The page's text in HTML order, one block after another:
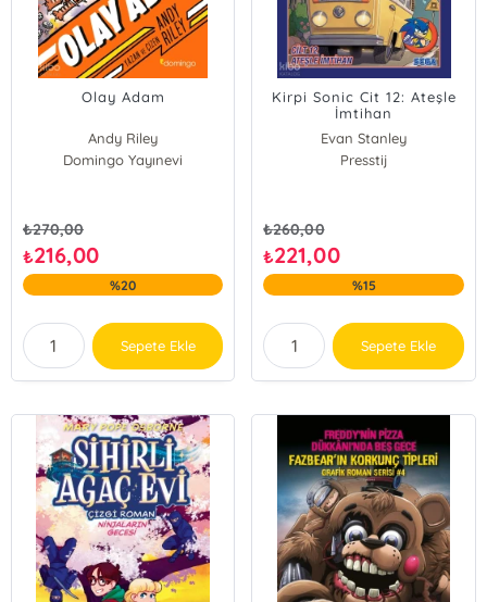
Olay Adam
Andy Riley
Domingo Yayınevi
₺270,00
₺216,00
%20
Sepete Ekle
Kirpi Sonic Cit 12: Ateşle
İmtihan
Evan Stanley
Presstij
₺260,00
₺221,00
%15
Sepete Ekle